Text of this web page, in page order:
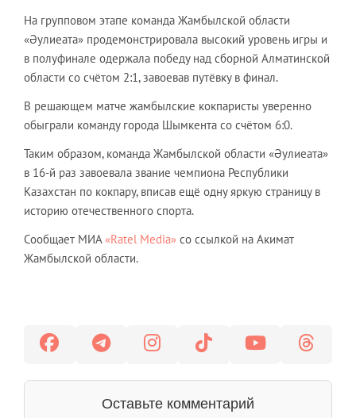
На групповом этапе команда Жамбылской области
«Әулиеата» продемонстрировала высокий уровень игры и
в полуфинале одержала победу над сборной Алматинской
области со счётом 2:1, завоевав путёвку в финал.
В решающем матче жамбылские кокпаристы уверенно
обыграли команду города Шымкента со счётом 6:0.
Таким образом, команда Жамбылской области «Әулиеата»
в 16-й раз завоевала звание чемпиона Республики
Казахстан по кокпару, вписав ещё одну яркую страницу в
историю отечественного спорта.
Сообщает МИА«Ratel Media» со ссылкой на Акимат
Жамбылской области.
Оставьте комментарий